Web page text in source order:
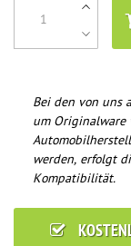
Bei den von uns
um
werden, erfolgt
Kompatibilität.